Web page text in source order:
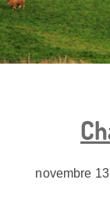
novembre